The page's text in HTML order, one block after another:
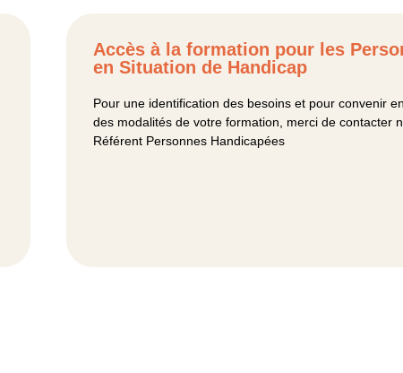
Accès à la formation pour les
en Situation de Handicap
Pour une identification des besoins et pour convenir
des modalités de votre formation, merci de contacter
Référent Personnes Handicapées